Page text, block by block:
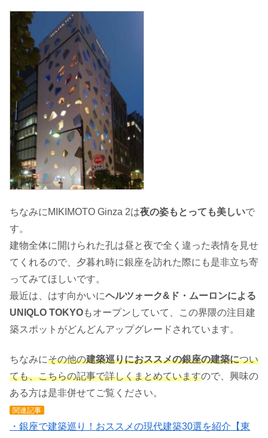
ちなみにMIKIMOTO Ginza 2は夜の姿もとっても美しいで
す。
建物全体に開けられた孔は昼と夜で全く違った表情を見せ
てくれるので、夕暮れ時に銀座を訪れた際にも是非立ち寄
ってみてほしいです。
最近は、はす向かいにヘルツォーク&ド・ムーロンによる
UNIQLO TOKYOもオープンしていて、この界隈の注目建
築スポットがどんどんアップグレードされています。
ちなみにその他の建築巡りにおススメの銀座の建築につい
ても、こちらの記事で詳しくまとめていますので、興味の
ある方は是非併せてご覧ください。
関連記事
・銀座で建築巡り！おススメの現代建築30選を紹介【東